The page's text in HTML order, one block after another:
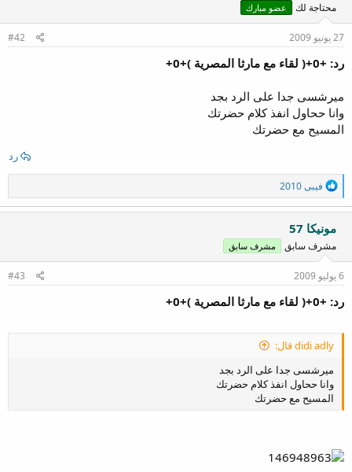
محتاجة لك عضو مبارك
27 يونيو 2009 #42
رد: +0+( لقاء مع مارثا المصرية )+0+
ميرشسى جدا على الرد بجد
وانا ححاول انفذ كلام حضرتك
المسيح مع حضرتك
رد
ا
ل
ت
ا
ع
ت
:
فيبى 2010
مونيكا 57
مشرف سابق مشرف سابق
6 يوليو 2009 #43
رد: +0+( لقاء مع مارثا المصرية )+0+
didi adly قال:
ميرشسى جدا على الرد بجد
وانا ححاول انفذ كلام حضرتك
المسيح مع حضرتك